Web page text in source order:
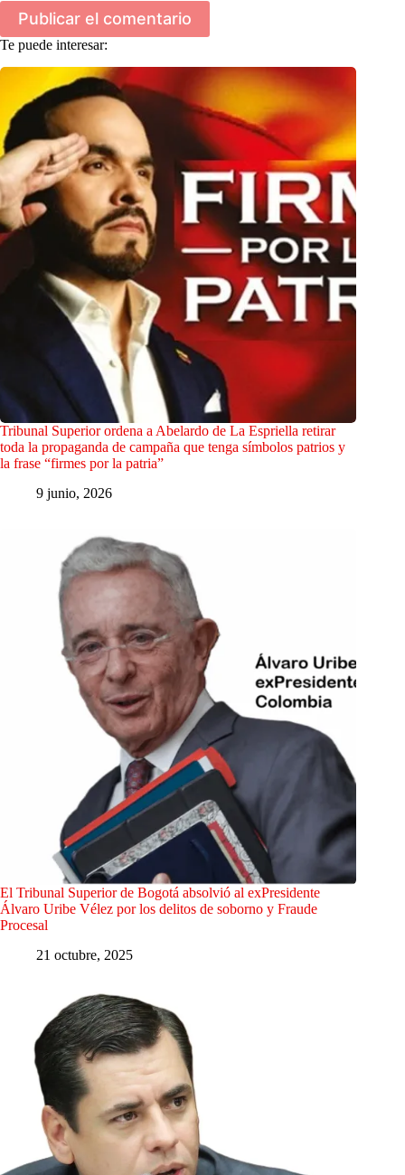
Publicar el comentario
Te puede interesar:
Tribunal Superior ordena a Abelardo de La Espriella retirar
toda la propaganda de campaña que tenga símbolos patrios y
la frase “firmes por la patria”
9 junio, 2026
El Tribunal Superior de Bogotá absolvió al exPresidente
Álvaro Uribe Vélez por los delitos de soborno y Fraude
Procesal
21 octubre, 2025